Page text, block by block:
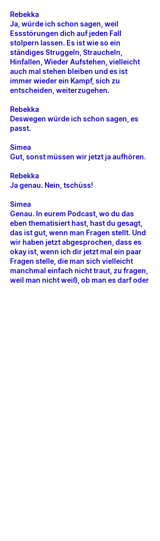
Rebekka
Ja, würde ich schon sagen, weil
Essstörungen dich auf jeden Fall
stolpern lassen. Es ist wie so ein
ständiges Struggeln, Straucheln,
Hinfallen, Wieder Aufstehen, vielleicht
auch mal stehen bleiben und es ist
immer wieder ein Kampf, sich zu
entscheiden, weiterzugehen.
Rebekka
Deswegen würde ich schon sagen, es
passt.
Simea
Gut, sonst müssen wir jetzt ja aufhören.
Rebekka
Ja genau. Nein, tschüss!
Simea
Genau. In eurem Podcast, wo du das
eben thematisiert hast, hast du gesagt,
das ist gut, wenn man Fragen stellt. Und
wir haben jetzt abgesprochen, dass es
okay ist, wenn ich dir jetzt mal ein paar
Fragen stelle, die man sich vielleicht
manchmal einfach nicht traut, zu fragen,
weil man nicht weiß, ob man es darf oder